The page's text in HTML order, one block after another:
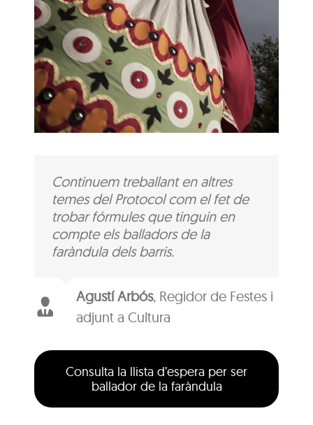
Continuem treballant en altres
temes del Protocol com el fet de
trobar fórmules que tinguin en
compte els balladors de la
faràndula dels barris.
Agustí Arbós, Regidor de Festes i
adjunt a Cultura
Consulta la llista d’espera per ser
ballador de la faràndula